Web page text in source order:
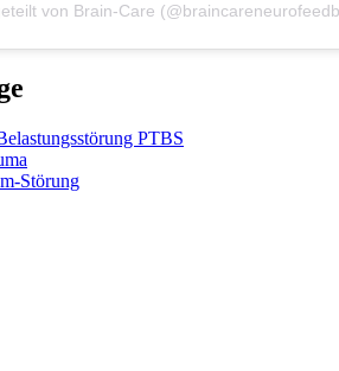
von Brain-Care
PTBS
Störung